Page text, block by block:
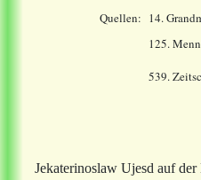
Quellen: 14.
125.
539.
Jekaterinoslaw Ujesd auf der